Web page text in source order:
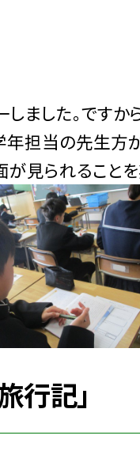
しました。です
年担当の先生方
見られることを
行記」